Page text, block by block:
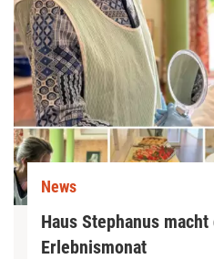
News
Haus Stephanus
Erlebnismonat